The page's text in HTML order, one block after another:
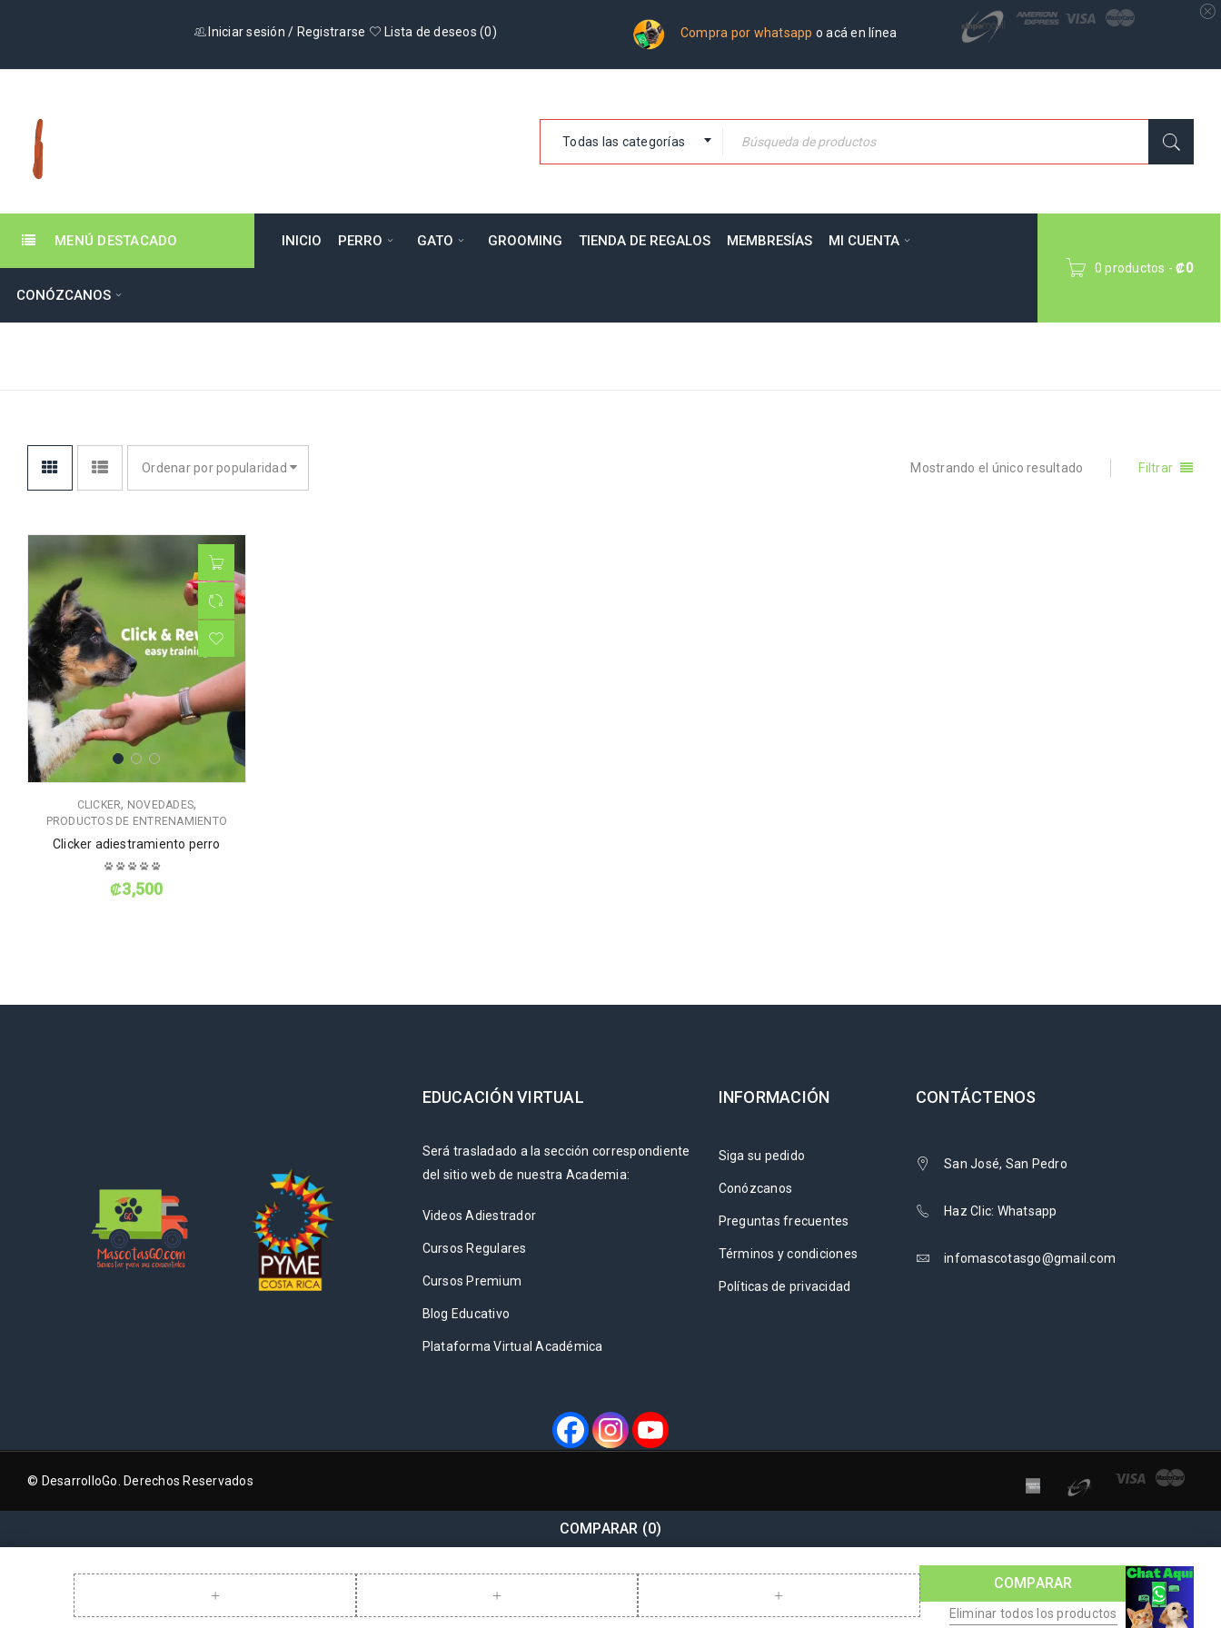
Compra por whatsapp o acá en línea
Iniciar sesión / Registrarse Lista de deseos (0)
Todas las categorías
MENÚ DESTACADO INICIO PERRO GATO GROOMING TIENDA DE REGALOS MEMBRESÍAS MI CUENTA
CONÓZCANOS
0 productos - ₡0
Filtrar
Mostrando el único resultado
Ordenar por popularidad
CLICKER, NOVEDADES,
PRODUCTOS DE ENTRENAMIENTO
Clicker adiestramiento perro
₡3,500
EDUCACIÓN VIRTUAL
Será trasladado a la sección correspondiente
del sitio web de nuestra Academia:
Videos Adiestrador
Cursos Regulares
Cursos Premium
Blog Educativo
Plataforma Virtual Académica
INFORMACIÓN
Siga su pedido
Conózcanos
Preguntas frecuentes
Términos y condiciones
Políticas de privacidad
CONTÁCTENOS
San José, San Pedro
Haz Clic: Whatsapp
infomascotasgo@gmail.com
© DesarrolloGo. Derechos Reservados
COMPARAR (0)
COMPARAR
Eliminar todos los productos